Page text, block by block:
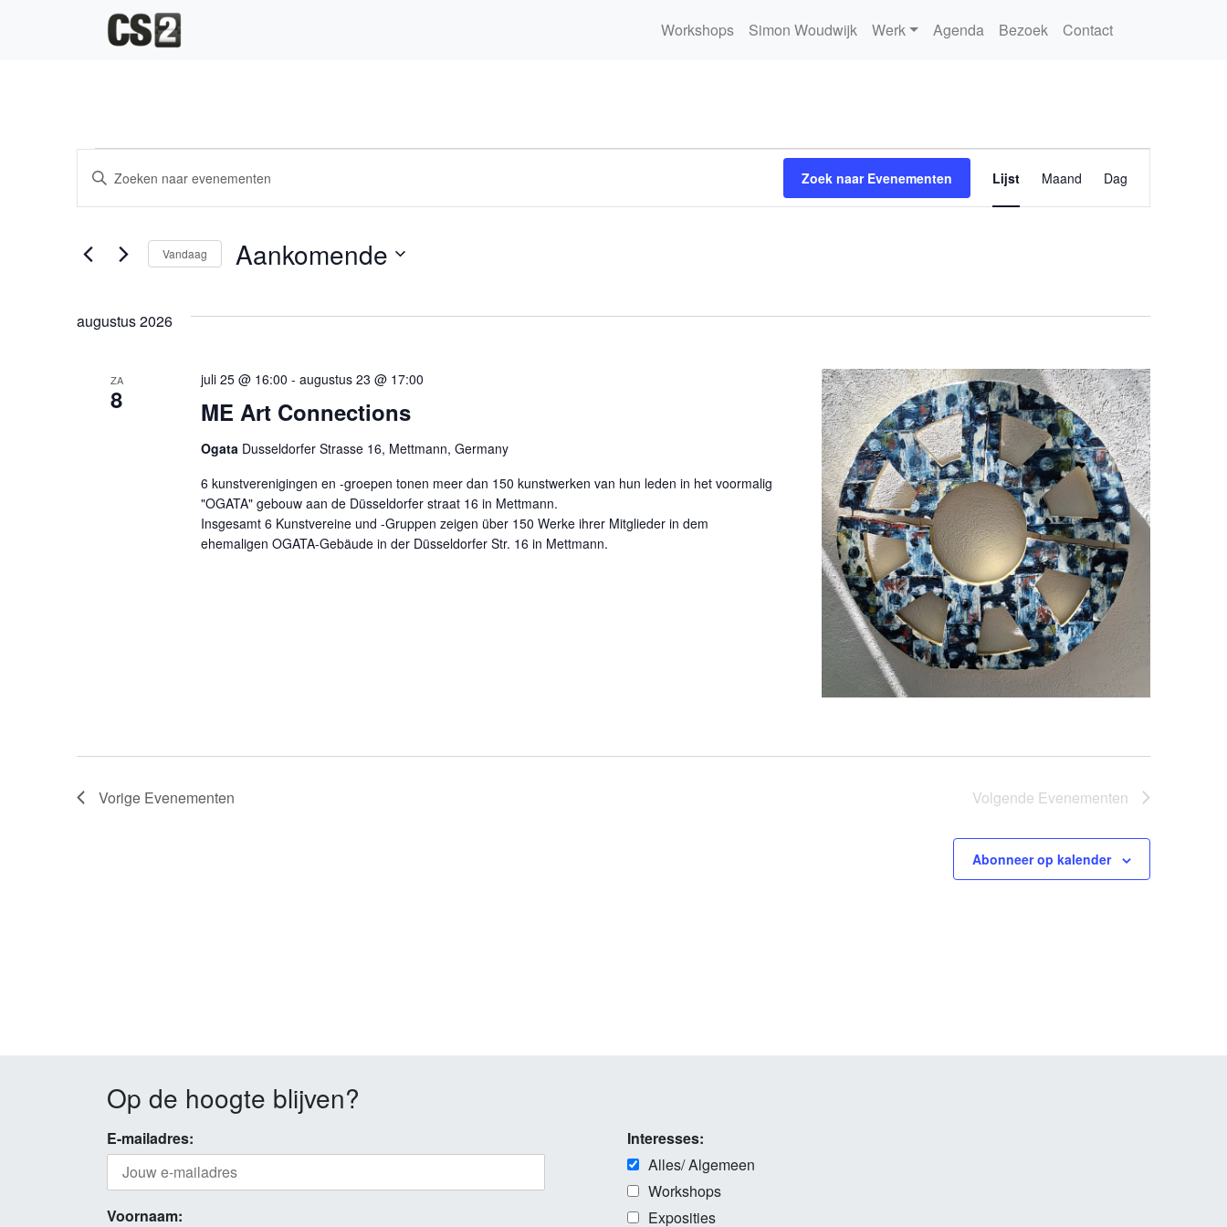
Hoofdnavigatie Workshops Simon Woudwijk Werk Agenda Bezoek Contact
Evenementen
Evenementen
Zoeken
en
weergeven
navigatie
Vul
keyword
Zoek
met
Zoek naar Evenementen
weergaven
Lijst Maand Dag
Vandaag Aankomende
augustus 2026
ZA
8 ME Art Connections
juli 25 @ 16:00 - augustus 23 @ 17:00
Ogata Dusseldorfer Strasse 16, Mettmann, Germany
6 kunstverenigingen en -groepen tonen meer dan 150 kunstwerken van hun leden in het voormalig
"OGATA" gebouw aan de Düsseldorfer straat 16 in Mettmann.
Insgesamt 6 Kunstvereine und -Gruppen zeigen über 150 Werke ihrer Mitglieder in dem
ehemaligen OGATA-Gebäude in der Düsseldorfer Str. 16 in Mettmann.
Vorige Evenementen Volgende Evenementen
Abonneer op kalender
Op de hoogte blijven?
E-mailadres:
Voornaam:
Interesses:
Alles/ Algemeen
Workshops
Exposities